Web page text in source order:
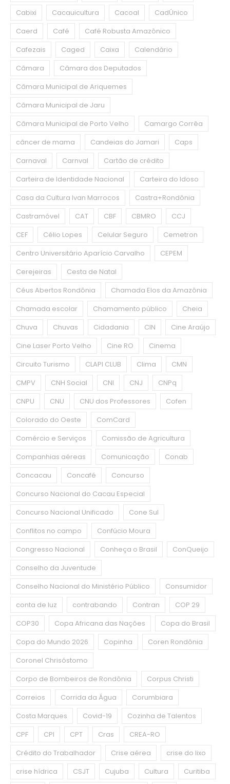
Cabixi
Cacauicultura Cacoal
CadÚnico
Caerd
Café
Café Robusta Amazônico
Cafezais
Caged Caixa
Calendário
Câmara
Câmara dos Deputados
Câmara Municipal de Ariquemes
Câmara Municipal de Jaru
Câmara Municipal de Porto Velho
Camargo Corrêa
câncer de mama
Candeias do Jamari
Caps
Carnaval
Carnval
Cartão de crédito
Carteira de Identidade Nacional
Carteira do Idoso
Casa da Cultura Ivan Marrocos
Castra+Rondônia
Castramóvel
CAT CBF CBMRO
CCJ
CEF
Célio Lopes Celular Seguro
Cemetron
Centro Universitário Aparício Carvalho
CEPEM
Cerejeiras
Cesta de Natal
Céus Abertos Rondônia
Chamada Elos da Amazônia
Chamada escolar
Chamamento público
Cheia
Chuva
Chuvas Cidadania CIN
Cine Araújo
Cine Laser Porto Velho
Cine RO
Cinema
Circuito Turismo
CLAPI CLUB Clima
CMN
CMPV
CNH Social CNI CNJ
CNPq
CNPU
CNU CNU dos Professores
Cofen
Colorado do Oeste
ComCard
Comércio e Serviços
Comissão de Agricultura
Companhias aéreas
Comunicação
Conab
Concacau
Concafé
Concurso
Concurso Nacional do Cacau Especial
Concurso Nacional Unificado
Cone Sul
Conflitos no campo
Confúcio Moura
Congresso Nacional
Conheça o Brasil
ConQueijo
Conselho da Juventude
Conselho Nacional do Ministério Público
Consumidor
conta de luz
contrabando Contran
COP 29
COP30
Copa Africana das Nações
Copa do Brasil
Copa do Mundo 2026
Copinha
Coren Rondônia
Coronel Chrisóstomo
Corpo de Bombeiros de Rondônia
Corpus Christi
Correios
Corrida da Água
Corumbiara
Costa Marques
Covid-19
Cozinha de Talentos
CPF
CPI CPT Cras
CREA-RO
Crédito do Trabalhador
Crise aérea
crise do lixo
crise hídrica
CSJT Cujuba Cultura
Curitiba